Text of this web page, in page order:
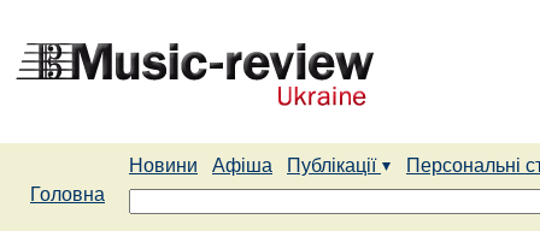
Новини Афіша Публікації
Персональні
Головна